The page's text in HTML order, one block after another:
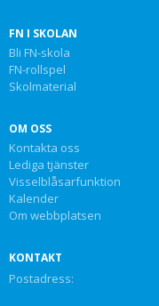
FN I SKOLAN
Bli FN-skola
FN-rollspel
Skolmaterial
OM OSS
Kontakta oss
Lediga tjänster
Visselblåsarfunktion
Kalender
Om webbplatsen
KONTAKT
Postadress: